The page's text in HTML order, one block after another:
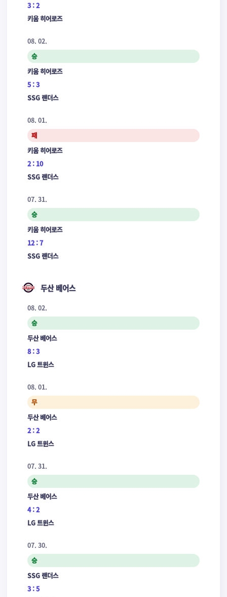
3 : 2
키움 히어로즈
08. 02.
승
키움 히어로즈
5 : 3
SSG 랜더스
08. 01.
패
키움 히어로즈
2 : 10
SSG 랜더스
07. 31.
승
키움 히어로즈
12 : 7
SSG 랜더스
두산 베어스
08. 02.
승
두산 베어스
8 : 3
LG 트윈스
08. 01.
무
두산 베어스
2 : 2
LG 트윈스
07. 31.
승
두산 베어스
4 : 2
LG 트윈스
07. 30.
승
SSG 랜더스
3 : 5